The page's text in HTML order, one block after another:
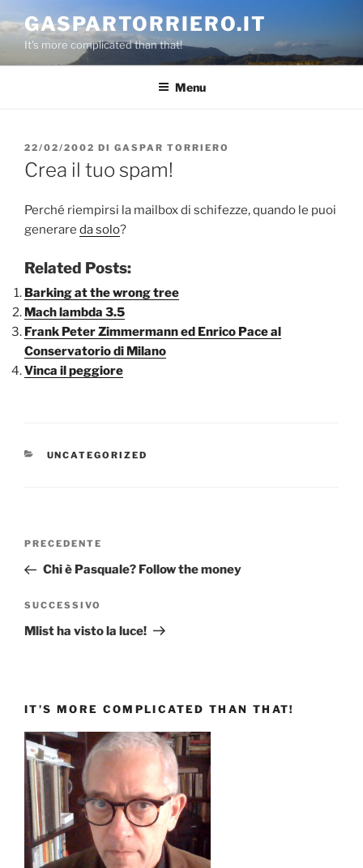
al
contenuto
GASPARTORRIERO.IT
It's more complicated than that!
Menu
PUBBLICATO
IL
22/02/2002 DI GASPAR TORRIERO
Crea il tuo spam!
Perché riempirsi la mailbox di schifezze, quando le puoi
generare da solo?
Related Posts:
Barking at the wrong tree
Mach lambda 3.5
Frank Peter Zimmermann ed Enrico Pace al
Conservatorio di Milano
Vinca il peggiore
CATEGORIE
UNCATEGORIZED
Navigazione
Articolo
precedente:
PRECEDENTE
Chi è Pasquale? Follow the money
Articolo
successivo
SUCCESSIVO
Mlist ha visto la luce!
IT’S MORE COMPLICATED THAN THAT!